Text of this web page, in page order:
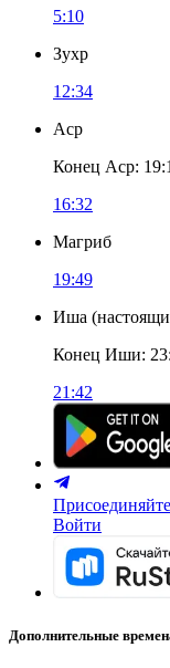
5:10
Зухр
12:34
Аср
Конец Аср:
16:32
Магриб
19:49
Иша (
Конец Иши:
21:42
Войти
Дополнительные